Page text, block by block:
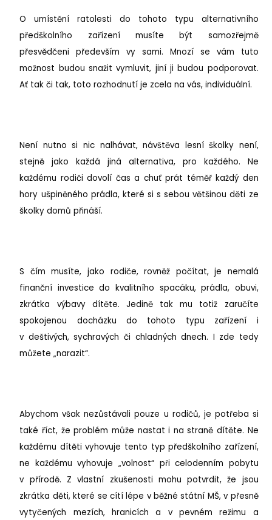
O umístění ratolesti do tohoto typu alternativního
předškolního zařízení musíte být samozřejmě
přesvědčeni především vy sami. Mnozí se vám tuto
možnost budou snažit vymluvit, jiní ji budou podporovat.
Ať tak či tak, toto rozhodnutí je zcela na vás, individuální.
Není nutno si nic nalhávat, návštěva lesní školky není,
stejně jako každá jiná alternativa, pro každého. Ne
každému rodiči dovolí čas a chuť prát téměř každý den
hory ušpiněného prádla, které si s sebou většinou děti ze
školky domů přináší.
S čím musíte, jako rodiče, rovněž počítat, je nemalá
finanční investice do kvalitního spacáku, prádla, obuvi,
zkrátka výbavy dítěte. Jedině tak mu totiž zaručíte
spokojenou docházku do tohoto typu zařízení i
v deštivých, sychravých či chladných dnech. I zde tedy
můžete „narazit“.
Abychom však nezůstávali pouze u rodičů, je potřeba si
také říct, že problém může nastat i na straně dítěte. Ne
každému dítěti vyhovuje tento typ předškolního zařízení,
ne každému vyhovuje „volnost“ při celodenním pobytu
v přírodě. Z vlastní zkušenosti mohu potvrdit, že jsou
zkrátka děti, které se cítí lépe v běžné státní MŠ, v přesně
vytyčených mezích, hranicích a v pevném režimu a